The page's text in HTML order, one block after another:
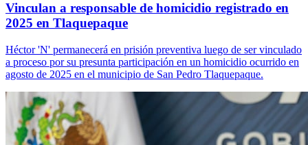
Vinculan a responsable de homicidio registrado en
2025 en Tlaquepaque
Héctor 'N' permanecerá en prisión preventiva luego de ser vinculado
a proceso por su presunta participación en un homicidio ocurrido en
agosto de 2025 en el municipio de San Pedro Tlaquepaque.